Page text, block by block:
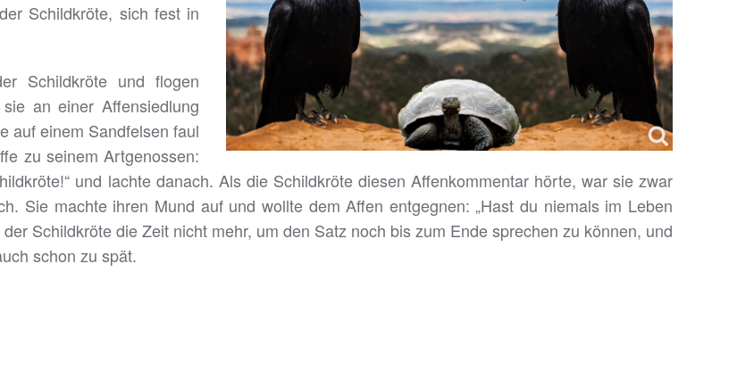
Schildkröte, sich fest in
Schildkröte und flogen
an einer Affensiedlung
auf einem Sandfelsen faul
zu seinem Artgenossen:
und lachte danach. Als die Schildkröte diesen Affenkommentar hörte, war sie zwar
Sie machte ihren Mund auf und wollte dem Affen entgegnen: „Hast du niemals im Leben
Schildkröte die Zeit nicht mehr, um den Satz noch bis zum Ende sprechen zu können, und
schon zu spät.